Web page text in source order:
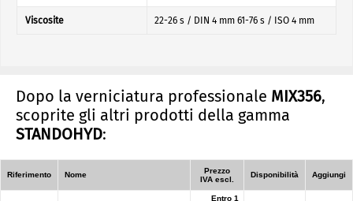
Viscosite 22-26 s / DIN 4 mm 61-76 s / ISO 4 mm
Dopo la verniciatura professionale MIX356,
scoprite gli altri prodotti della gamma
STANDOHYD:
Riferimento Nome
Prezzo
IVA escl.
Disponibilità Aggiungi
Entro 1